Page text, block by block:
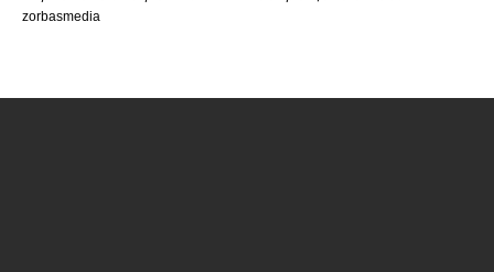
zorbasmedia